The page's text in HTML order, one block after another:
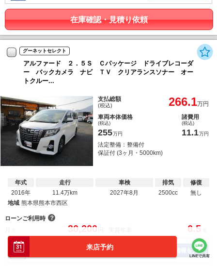
来店予約
LINEで共有
在庫確認・見積り依頼
グーネットセレクト
アルファード ２．５Ｓ Ｃパッケージ ドライブレコーダ
ー バックカメラ ナビ ＴＶ クリアランスソナー オー
トクルー...
支払総額
(税込) 266.1万円
車両本体価格
(税込)
255万円
諸費用
(税込)
11.1万円
法定整備：整備付
保証付 (3ヶ月・5000km)
年式
2016年
走行
11.4万km
車検
2027年8月
排気
2500cc
修復
無し
地域 熊本県熊本市西区
ローンご利用時 ？
30,200 6.5
予約空き情報を見る